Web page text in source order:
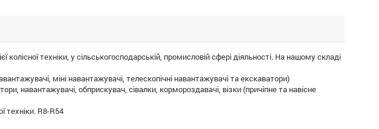
техніки, у сільськогосподарській, промисловій сфері діяльності. На нашому складі
міні навантажувачі, телескопічні навантажувачі та екскаватори)
навантажувачі, обприскувач, сівалки, кормороздавачі, візки (причіпне та навісне
техніки. R8-R54